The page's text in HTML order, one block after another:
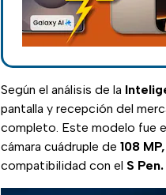
Según el análisis de la
pantalla y recepción del
completo. Este modelo fue
cámara cuádruple de 108
compatibilidad con el S Pen.